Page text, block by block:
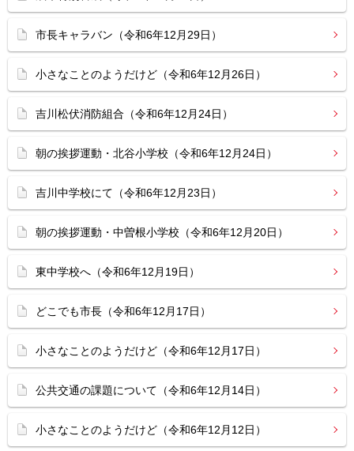
市長キャラバン（令和6年12月29日）
小さなことのようだけど（令和6年12月26日）
吉川松伏消防組合（令和6年12月24日）
朝の挨拶運動・北谷小学校（令和6年12月24日）
吉川中学校にて（令和6年12月23日）
朝の挨拶運動・中曽根小学校（令和6年12月20日）
東中学校へ（令和6年12月19日）
どこでも市長（令和6年12月17日）
小さなことのようだけど（令和6年12月17日）
公共交通の課題について（令和6年12月14日）
小さなことのようだけど（令和6年12月12日）